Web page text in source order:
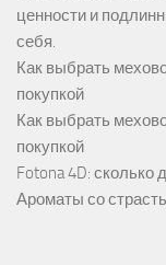
ценности и
себя.
Как выбрать
покупкой
Как выбрать
покупкой
Fotona 4D: сколько
Ароматы со